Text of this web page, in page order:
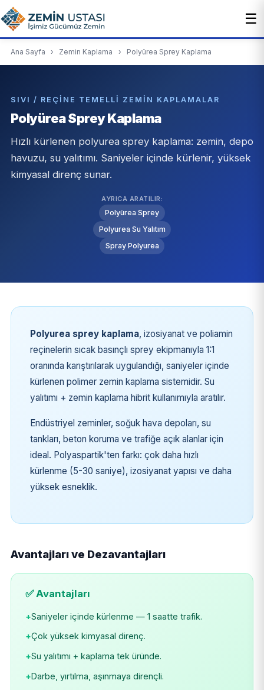
☰
Ana Sayfa › Zemin Kaplama › Polyürea Sprey Kaplama
SIVI / REÇINE TEMELLI ZEMIN KAPLAMALAR
Polyürea Sprey Kaplama
Hızlı kürlenen polyurea sprey kaplama: zemin, depo
havuzu, su yalıtımı. Saniyeler içinde kürlenir, yüksek
kimyasal direnç sunar.
AYRICA ARATILIR:
Polyürea Sprey
Polyurea Su Yalıtım
Spray Polyurea
Polyurea sprey kaplama, izosiyanat ve poliamin
reçinelerin sıcak basınçlı sprey ekipmanıyla 1:1
oranında karıştırılarak uygulandığı, saniyeler içinde
kürlenen polimer zemin kaplama sistemidir. Su
yalıtımı + zemin kaplama hibrit kullanımıyla aratılır.
Endüstriyel zeminler, soğuk hava depoları, su
tankları, beton koruma ve trafiğe açık alanlar için
ideal. Polyaspartik'ten farkı: çok daha hızlı
kürlenme (5-30 saniye), izosiyanat yapısı ve daha
yüksek esneklik.
Avantajları ve Dezavantajları
✅ Avantajları
+Saniyeler içinde kürlenme — 1 saatte trafik.
+Çok yüksek kimyasal direnç.
+Su yalıtımı + kaplama tek üründe.
+Darbe, yırtılma, aşınmaya dirençli.